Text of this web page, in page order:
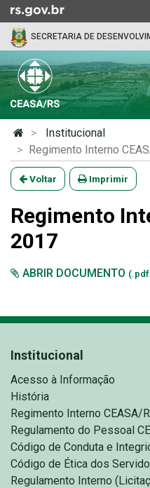
para
conteúdo
Ir
para
menu
para
busca
SECRETARIA DE
Início
conteúdo
Institucional
Regimento Interno
Voltar Imprimir
Regimento
2017
ABRIR DOCUMENTO
Institucional
Acesso à Informação
História
Regimento Interno CEASA/
Regulamento do Pessoal
Código de Conduta e
Código de Ética dos
Regulamento Interno